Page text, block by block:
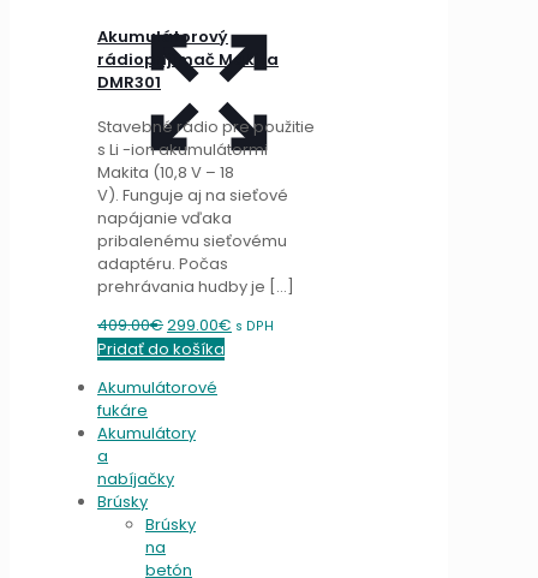
Akumulátorový
rádioprijímač Makita
DMR301
Stavebné rádio pre použitie
s Li -ion akumulátormi
Makita (10,8 V – 18
V). Funguje aj na sieťové
napájanie vďaka
pribalenému sieťovému
adaptéru. Počas
prehrávania hudby je […]
409.00€Original
price
409.00€.
299.00€ Current
s DPH
Pridať do košíka
Akumulátorové
fukáre
Akumulátory
a
nabíjačky
Brúsky
Brúsky
na
betón